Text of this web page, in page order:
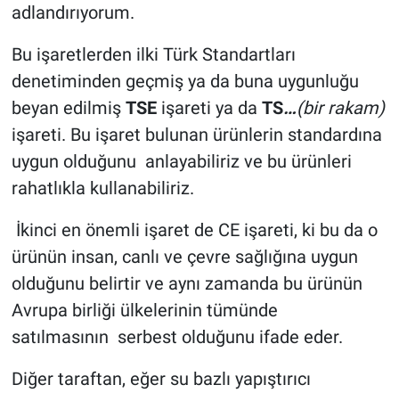
adlandırıyorum.
Bu işaretlerden ilki Türk Standartları
denetiminden geçmiş ya da buna uygunluğu
beyan edilmiş TSE işareti ya da TS…(bir rakam)
işareti. Bu işaret bulunan ürünlerin standardına
uygun olduğunu anlayabiliriz ve bu ürünleri
rahatlıkla kullanabiliriz.
İkinci en önemli işaret de CE işareti, ki bu da o
ürünün insan, canlı ve çevre sağlığına uygun
olduğunu belirtir ve aynı zamanda bu ürünün
Avrupa birliği ülkelerinin tümünde
satılmasının serbest olduğunu ifade eder.
Diğer taraftan, eğer su bazlı yapıştırıcı